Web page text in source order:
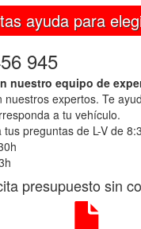
ayuda para
945
nuestro equipo de
nuestros expertos. Te
a tu vehículo.
tus preguntas de L-V de
presupuesto sin